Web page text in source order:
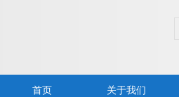
首页 关于我们